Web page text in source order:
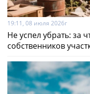
19:11, 08 июля 2026г
Не успел убрать: за
собственников